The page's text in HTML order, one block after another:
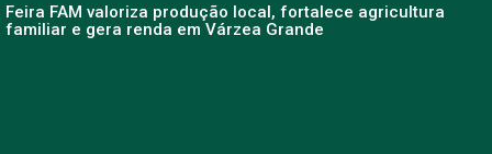
Feira FAM valoriza produção local, fortalece agricultura
familiar e gera renda em Várzea Grande